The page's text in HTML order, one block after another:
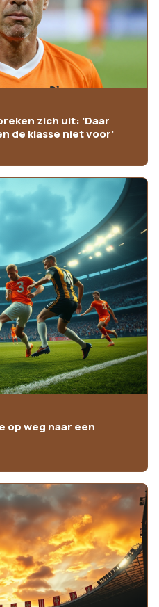
zich uit: 'Daar
de klasse niet voor'
op weg naar een